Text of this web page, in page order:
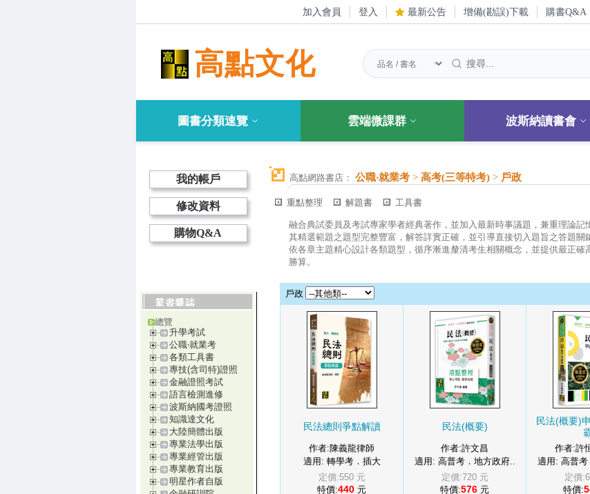
加入會員 登入 最新公告 增備(勘誤)下載 購書Q&A
高點文化
圖書分類速覽 雲端微課群 波斯納讀書會
我的帳戶
修改資料
購物Q&A
總覽
升學考試
公職‧就業考
各類工具書
專技(含司特)證照
金融證照考試
語言檢測進修
波斯納國考證照
知識達文化
大陸簡體出版
專業法學出版
專業經管出版
專業教育出版
明星作者自版
高點網路書店： 公職‧就業考 > 高考(三等特考) > 戶政
重點整理 解題書 工具書
融合典試委員及考試專家學者經典著作，並加入最新時事議題，兼重理論記
其精選範題之題型完整豐富，解答詳實正確，並引導直接切入題旨之答題關
依各章主題精心設計各類題型，循序漸進釐清考生相關概念，並提供最正
勝算。
戶政
民法總則爭點解讀
作者:陳義龍律師
適用: 轉學考．插大
定價:550 元
特價:440 元
民法(概要)
作者:許文昌
適用: 高普考．地方政府..
定價:720 元
特價:576 元
民法(概要)
作者:許
適用: 高普
定價
特價: